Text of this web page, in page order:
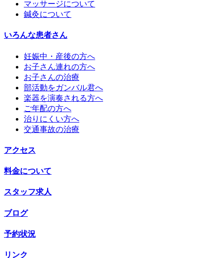
マッサージについて
鍼灸について
いろんな患者さん
妊娠中・産後の方へ
お子さん連れの方へ
お子さんの治療
部活動をガンバル君へ
楽器を演奏される方へ
ご年配の方へ
治りにくい方へ
交通事故の治療
アクセス
料金について
スタッフ求人
ブログ
予約状況
リンク